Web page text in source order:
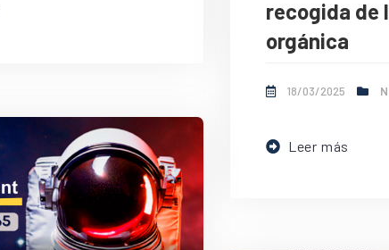
recogida de
orgánica
18/03/2025
Leer más